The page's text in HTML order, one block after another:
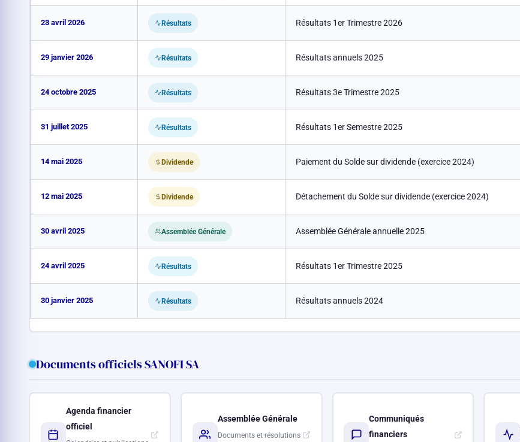
23 avril 2026 Résultats Résultats 1er Trimestre 2026
29 janvier 2026 Résultats Résultats annuels 2025
24 octobre 2025 Résultats Résultats 3e Trimestre 2025
31 juillet 2025 Résultats Résultats 1er Semestre 2025
14 mai 2025 Dividende Paiement du Solde sur dividende (exercice 2024)
12 mai 2025 Dividende Détachement du Solde sur dividende (exercice 2024)
30 avril 2025 Assemblée Générale Assemblée Générale annuelle 2025
24 avril 2025 Résultats Résultats 1er Trimestre 2025
30 janvier 2025 Résultats Résultats annuels 2024
Documents officiels SANOFI SA
Agenda financier
officiel
Assemblée Générale
Documents et résolutions
Communiqués
financiers